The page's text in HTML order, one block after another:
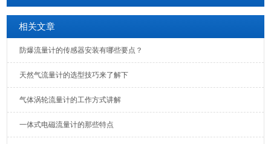
相关文章
防爆流量计的传感器安装有哪些要点？
天然气流量计的选型技巧来了解下
气体涡轮流量计的工作方式讲解
一体式电磁流量计的那些特点